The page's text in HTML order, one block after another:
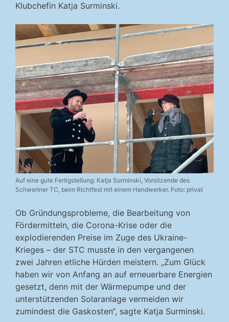
Klubchefin Katja Surminski.
Auf eine gute Fertigstellung: Katja Surminski, Vorsitzende des
Schweriner TC, beim Richtfest mit einem Handwerker. Foto: privat
Ob Gründungsprobleme, die Bearbeitung von
Fördermitteln, die Corona-Krise oder die
explodierenden Preise im Zuge des Ukraine-
Krieges – der STC musste in den vergangenen
zwei Jahren etliche Hürden meistern. „Zum Glück
haben wir von Anfang an auf erneuerbare Energien
gesetzt, denn mit der Wärmepumpe und der
unterstützenden Solaranlage vermeiden wir
zumindest die Gaskosten“, sagte Katja Surminski.